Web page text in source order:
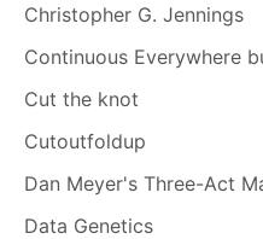
Christopher G. Jennings
Continuous Everywhere
Cut the knot
Cutoutfoldup
Dan Meyer's Three-Act
Data Genetics